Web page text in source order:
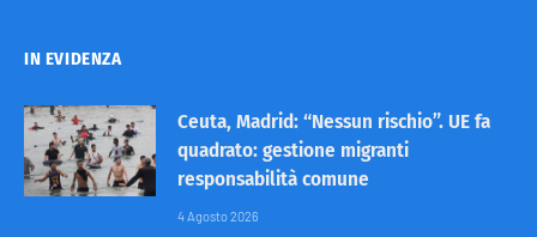
IN EVIDENZA
Ceuta, Madrid: “Nessun rischio”. UE fa
quadrato: gestione migranti
responsabilità comune
4 Agosto 2026